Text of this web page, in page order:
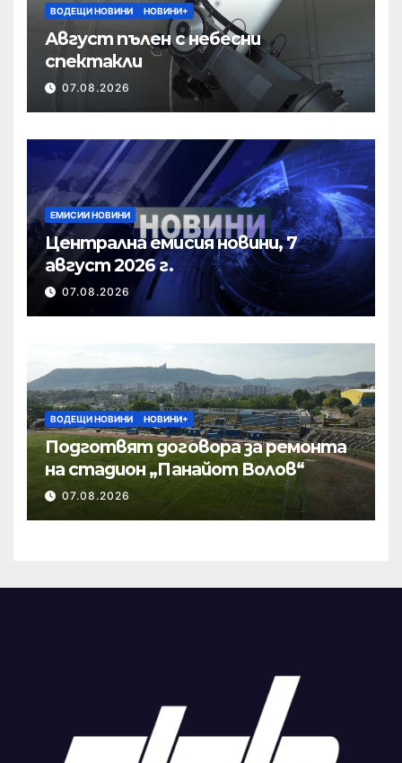
ВОДЕЩИ НОВИНИ НОВИНИ+
Август пълен с небесни
спектакли
07.08.2026
ЕМИСИИ НОВИНИ
Централна емисия новини, 7
август 2026 г.
07.08.2026
ВОДЕЩИ НОВИНИ НОВИНИ+
Подготвят договора за ремонта
на стадион „Панайот Волов“
07.08.2026